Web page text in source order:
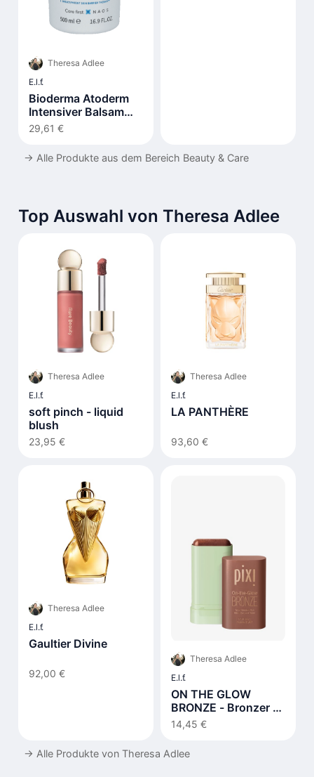
Theresa Adlee
E.l.f.
Bioderma Atoderm
Intensiver Balsam
500ml
29,61 €
→ Alle Produkte aus dem Bereich Beauty & Care
Top Auswahl von Theresa Adlee
Theresa Adlee
E.l.f.
soft pinch - liquid
blush
23,95 €
Theresa Adlee
E.l.f.
LA PANTHÈRE
93,60 €
Theresa Adlee
E.l.f.
Gaultier Divine
92,00 €
Theresa Adlee
E.l.f.
ON THE GLOW
BRONZE - Bronzer -
beachglow
14,45 €
→ Alle Produkte von Theresa Adlee